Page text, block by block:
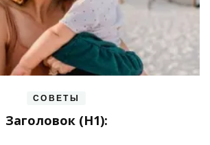
СОВЕТЫ
Заголовок (H1):